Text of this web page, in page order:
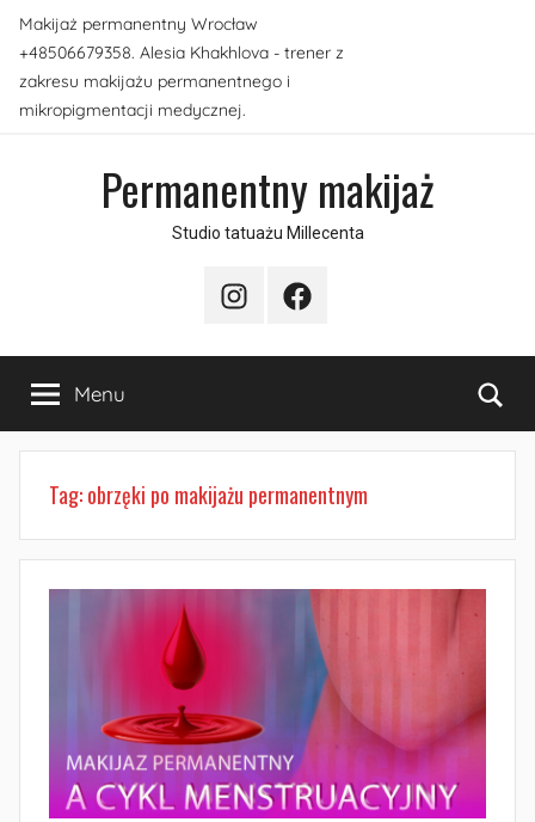
Przejdź
do
treści
Makijaż permanentny Wrocław
+48506679358. Alesia Khakhlova - trener z
zakresu makijażu permanentnego i
mikropigmentacji medycznej.
Permanentny makijaż
Studio tatuażu Millecenta
InstagramFacebook
Menu
Tag:obrzęki po makijażu permanentnym